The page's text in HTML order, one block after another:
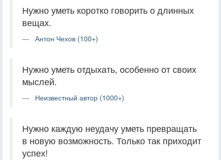
Нужно уметь коротко говорить о длинных
вещах.
Антон Чехов (100+)
Нужно уметь отдыхать, особенно от своих
мыслей.
Неизвестный автор (1000+)
Нужно каждую неудачу уметь превращать
в новую возможность. Только так приходит
успех!